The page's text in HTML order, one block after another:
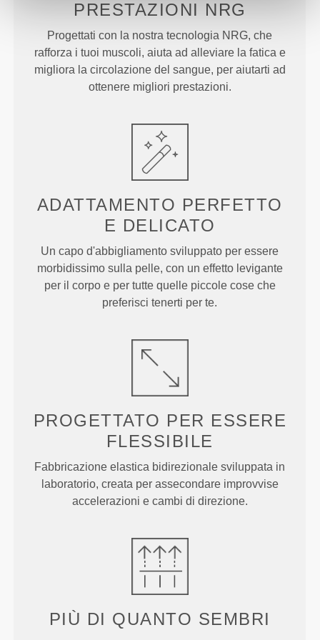
PRESTAZIONI NRG
Progettati con la nostra tecnologia NRG, che
rafforza i tuoi muscoli, aiuta ad alleviare la fatica e
migliora la circolazione del sangue, per aiutarti ad
ottenere migliori prestazioni.
ADATTAMENTO PERFETTO
E DELICATO
Un capo d'abbigliamento sviluppato per essere
morbidissimo sulla pelle, con un effetto levigante
per il corpo e per tutte quelle piccole cose che
preferisci tenerti per te.
PROGETTATO PER ESSERE
FLESSIBILE
Fabbricazione elastica bidirezionale sviluppata in
laboratorio, creata per assecondare improvvise
accelerazioni e cambi di direzione.
PIÙ DI QUANTO SEMBRI